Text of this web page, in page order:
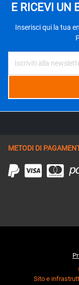
E RICEVI UN
Inserisci qui la tua
METODI DI
Sito e